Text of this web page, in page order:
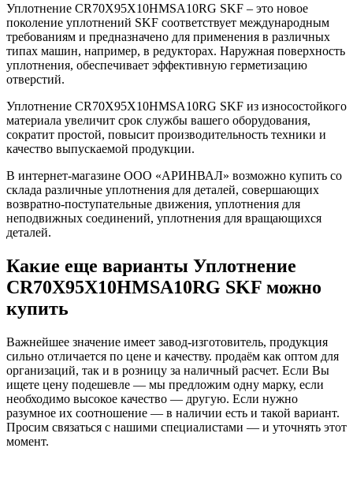
Уплотнение CR70X95X10HMSA10RG SKF – это новое
поколение уплотнений SKF соответствует международным
требованиям и предназначено для применения в различных
типах машин, например, в редукторах. Наружная поверхность
уплотнения, обеспечивает эффективную герметизацию
отверстий.
Уплотнение CR70X95X10HMSA10RG SKF из износостойкого
материала увеличит срок службы вашего оборудования,
сократит простой, повысит производительность техники и
качество выпускаемой продукции.
В интернет-магазине ООО «АРИНВАЛ» возможно купить со
склада различные уплотнения для деталей, совершающих
возвратно-поступательные движения, уплотнения для
неподвижных соединений, уплотнения для вращающихся
деталей.
Какие еще варианты Уплотнение
CR70X95X10HMSA10RG SKF можно
купить
Важнейшее значение имеет завод-изготовитель, продукция
сильно отличается по цене и качеству. продаём как оптом для
организаций, так и в розницу за наличный расчет. Если Вы
ищете цену подешевле — мы предложим одну марку, если
необходимо высокое качество — другую. Если нужно
разумное их соотношение — в наличии есть и такой вариант.
Просим связаться с нашими специалистами — и уточнять этот
момент.